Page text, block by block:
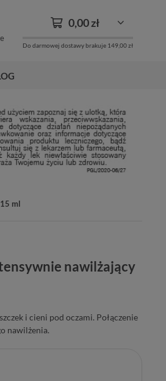
0,00 zł
Do darmowej dostawy brakuje 149,00 zł
ml
nawilżający
i cieni pod oczami. Połączenie
nawilżenia.